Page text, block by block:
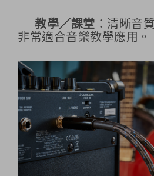
教學／課堂 ：清晰音
非常適合音樂教學應用。